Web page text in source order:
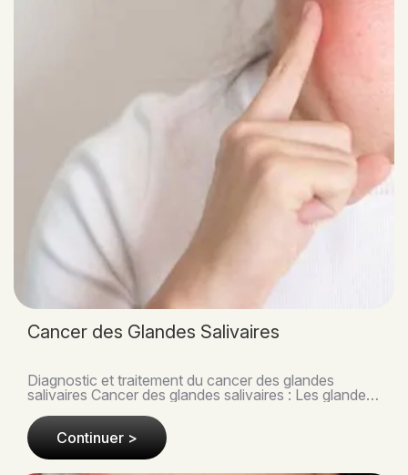
Cancer des Glandes Salivaires
Diagnostic et traitement du cancer des glandes
salivaires Cancer des glandes salivaires : Les glandes
Continuer >